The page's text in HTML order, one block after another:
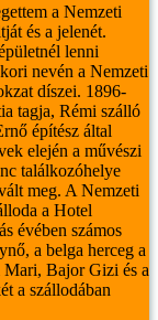
a Nemzeti
és a jelenét.
lenni
nevén a Nemzeti
díszei. 1896-
tagja, Rémi szálló
építész által
elején a művészi
találkozóhelye
meg. A Nemzeti
a Hotel
évében számos
a belga herceg a
Mari, Bajor Gizi és a
a szállodában